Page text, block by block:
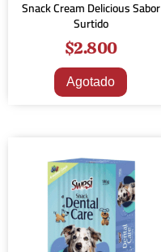
Snack Cream Delicious Sabor
Surtido
$2.800
Agotado